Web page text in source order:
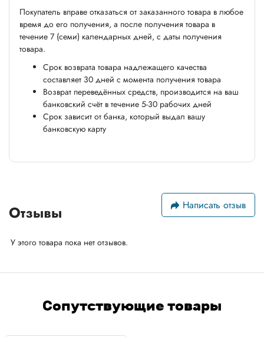
Покупатель вправе отказаться от заказанного товара в любое
время до его получения, а после получения товара в
течение 7 (семи) календарных дней, с даты получения
товара.
Срок возврата товара надлежащего качества
составляет 30 дней с момента получения товара
Возврат переведённых средств, производится на ваш
банковский счёт в течение 5-30 рабочих дней
Срок зависит от банка, который выдал вашу
банковскую карту
Отзывы Написать отзыв
У этого товара пока нет отзывов.
Сопутствующие товары